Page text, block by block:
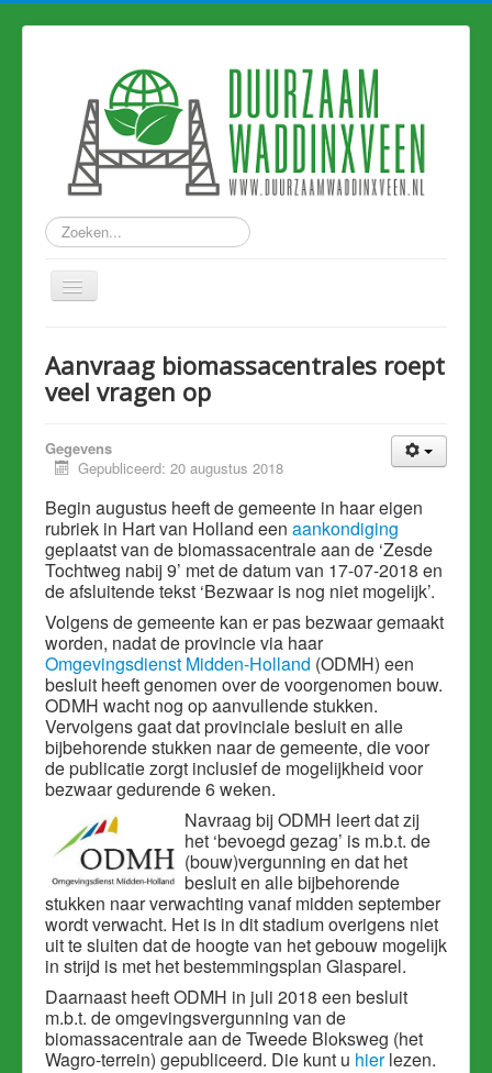
Zoeken...
Nieuws
Duurzame links
Aanvraag biomassacentrales roept
veel vragen op
Gegevens
Gepubliceerd: 20 augustus 2018
Begin augustus heeft de gemeente in haar eigen
rubriek in Hart van Holland een aankondiging
geplaatst van de biomassacentrale aan de ‘Zesde
Tochtweg nabij 9’ met de datum van 17-07-2018 en
de afsluitende tekst ‘Bezwaar is nog niet mogelijk’.
Volgens de gemeente kan er pas bezwaar gemaakt
worden, nadat de provincie via haar
Omgevingsdienst Midden-Holland (ODMH) een
besluit heeft genomen over de voorgenomen bouw.
ODMH wacht nog op aanvullende stukken.
Vervolgens gaat dat provinciale besluit en alle
bijbehorende stukken naar de gemeente, die voor
de publicatie zorgt inclusief de mogelijkheid voor
bezwaar gedurende 6 weken.
Navraag bij ODMH leert dat zij
het ‘bevoegd gezag’ is m.b.t. de
(bouw)vergunning en dat het
besluit en alle bijbehorende
stukken naar verwachting vanaf midden september
wordt verwacht. Het is in dit stadium overigens niet
uit te sluiten dat de hoogte van het gebouw mogelijk
in strijd is met het bestemmingsplan Glasparel.
Daarnaast heeft ODMH in juli 2018 een besluit
m.b.t. de omgevingsvergunning van de
biomassacentrale aan de Tweede Bloksweg (het
Wagro-terrein) gepubliceerd. Die kunt u hierlezen.